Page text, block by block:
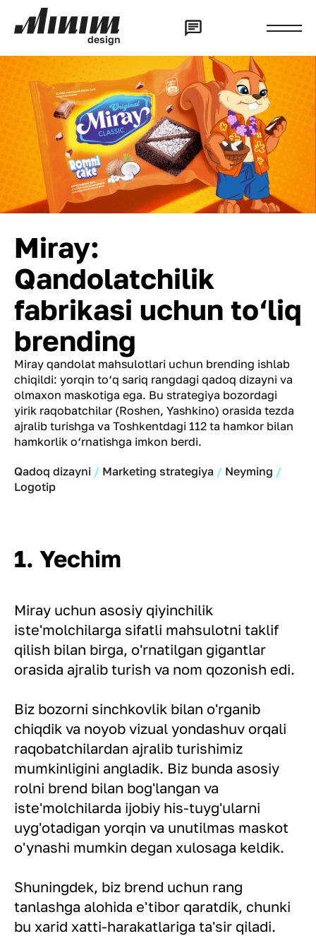
design
Miray:
Qandolatchilik
fabrikasi uchun to‘liq
brending
Miray qandolat mahsulotlari uchun brending ishlab
chiqildi: yorqin to‘q sariq rangdagi qadoq dizayni va
olmaxon maskotiga ega. Bu strategiya bozordagi
yirik raqobatchilar (Roshen, Yashkino) orasida tezda
ajralib turishga va Toshkentdagi 112 ta hamkor bilan
hamkorlik o‘rnatishga imkon berdi.
Qadoq dizayni Marketing strategiya
Neyming
Logotip
1. Yechim
Miray uchun asosiy qiyinchilik
iste'molchilarga sifatli mahsulotni taklif
qilish bilan birga, o'rnatilgan gigantlar
orasida ajralib turish va nom qozonish edi.
Biz bozorni sinchkovlik bilan o'rganib
chiqdik va noyob vizual yondashuv orqali
raqobatchilardan ajralib turishimiz
mumkinligini angladik. Biz bunda asosiy
rolni brend bilan bog'langan va
iste'molchilarda ijobiy his-tuyg'ularni
uyg'otadigan yorqin va unutilmas maskot
o'ynashi mumkin degan xulosaga keldik.
Shuningdek, biz brend uchun rang
tanlashga alohida e'tibor qaratdik, chunki
bu xarid xatti-harakatlariga ta'sir qiladi.